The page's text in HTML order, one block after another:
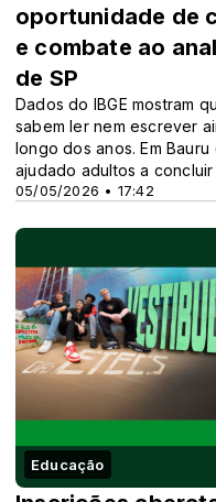
05/05/2026 • 17:42
oportunidade de
e combate ao
de SP
Dados do IBGE mostram
sabem ler nem escrever
longo dos anos. Em
ajudado adultos a
Educação